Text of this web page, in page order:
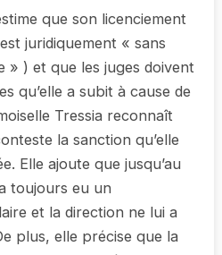
que son licenciement
juridiquement « sans
» ) et que les juges doivent
qu’elle a subit à cause de
Tressia reconnaît
la sanction qu’elle
Elle ajoute que jusqu’au
toujours eu un
et la direction ne lui a
plus, elle précise que la